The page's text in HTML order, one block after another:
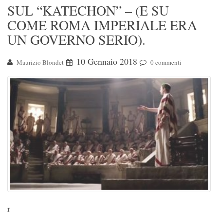
SUL “KATECHON” – (E SU
COME ROMA IMPERIALE ERA
UN GOVERNO SERIO).
Maurizio Blondet 10 Gennaio 2018 0 commenti
r